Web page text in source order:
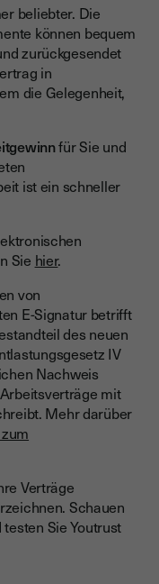
beliebter. Die
können bequem
zurückgesendet
in
die Gelegenheit,
für Sie und
ist ein schneller
Sie hier.
von
E-Signatur betrifft
des neuen
IV
Nachweis
mit
Mehr darüber
Verträge
Schauen
testen Sie Youtrust